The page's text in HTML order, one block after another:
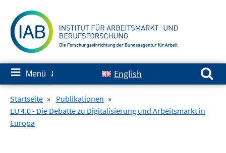
zum
Inhalt
≡ Menü ✘ English
Suchen nach:
Startseite » Publikationen »
EU 4.0 - Die Debatte zu Digitalisierung und Arbeitsmarkt in
Europa